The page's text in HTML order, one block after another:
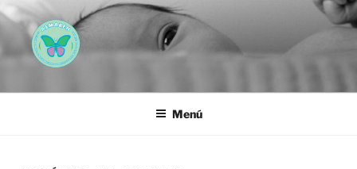
Saltar
al
contenido
AEMAREH
Menú